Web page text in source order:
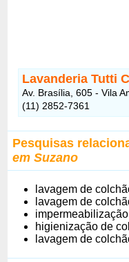
Lavanderia Tutti
Av. Brasília, 605 - Vila
(11) 2852-7361
Pesquisas
em Suzano
lavagem de
lavagem de
higienização de
lavagem de